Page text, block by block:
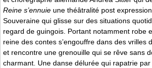
Reine s’ennuie une théâtralité post
Souveraine qui glisse sur des situations
regard de guingois. Portant notamment robe
reine des contes s’engouffre dans des vrilles
et rencontre une grenouille qui se rêve sans
charmant. Une danse délurée qui rapatrie